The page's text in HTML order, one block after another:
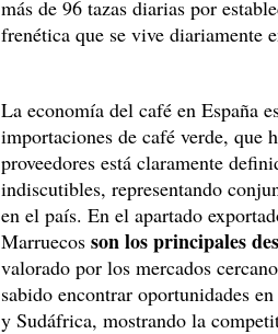
más de 96 tazas diarias por
frenética que se vive diariamente
La economía del café en España
importaciones de café verde, que
proveedores está claramente
indiscutibles, representando
en el país. En el apartado
Marruecos son los principales
valorado por los mercados
sabido encontrar oportunidades
y Sudáfrica, mostrando la